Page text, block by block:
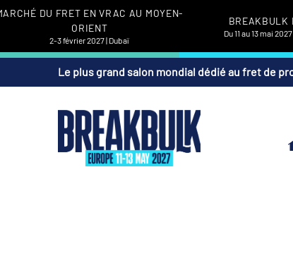
DU FRET EN VRAC AU MOYEN-
ORIENT
2-3 février 2027 | Dubaï
BREAKBULK
Du 11 au 13 mai
Le plus grand salon mondial dédié au fret de